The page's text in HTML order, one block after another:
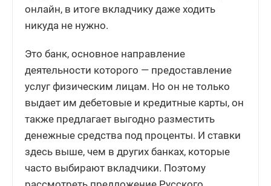
онлайн, в итоге вкладчику даже ходить
никуда не нужно.
Это банк, основное направление
деятельности которого — предоставление
услуг физическим лицам. Но он не только
выдает им дебетовые и кредитные карты, он
также предлагает выгодно разместить
денежные средства под проценты. И ставки
здесь выше, чем в других банках, которые
часто выбирают вкладчики. Поэтому